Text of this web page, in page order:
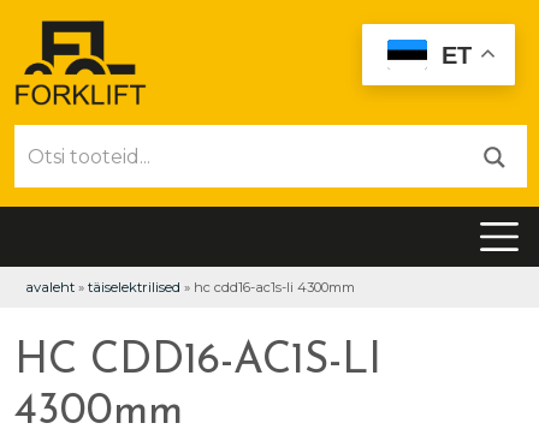
avaleht » täiselektrilised » hc cdd16-ac1s-li 4300mm
HC CDD16-AC1S-LI
4300mm
ET